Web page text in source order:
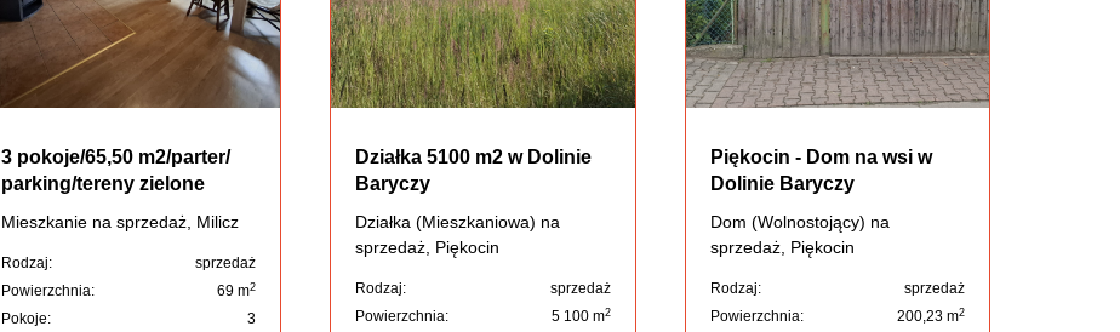
3 pokoje/65,50 m2/parter/
parking/tereny zielone
Mieszkanie na sprzedaż, Milicz
Rodzaj:
sprzedaż
Powierzchnia:
69 m2
Pokoje:
3
Działka 5100 m2 w Dolinie
Baryczy
Działka (Mieszkaniowa) na
sprzedaż, Piękocin
Rodzaj:
sprzedaż
Powierzchnia:
5 100 m2
Piękocin - Dom na wsi w
Dolinie Baryczy
Dom (Wolnostojący) na
sprzedaż, Piękocin
Rodzaj:
sprzedaż
Powierzchnia:
200,23 m2